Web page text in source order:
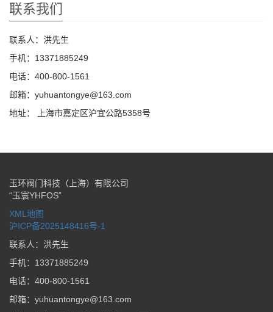
联系我们
联系人：洪先生
手机：13371885249
电话：400-800-1561
邮箱：yuhuantongye@163.com
地址： 上海市嘉定区沪宜公路5358号
玉环阀门科技（上海）有限公司
“玉寰YHFOS”
XML地图
沪ICP备2025148416号-1
联系人：洪先生
手机：13371885249
电话：400-800-1561
邮箱：yuhuantongye@163.com